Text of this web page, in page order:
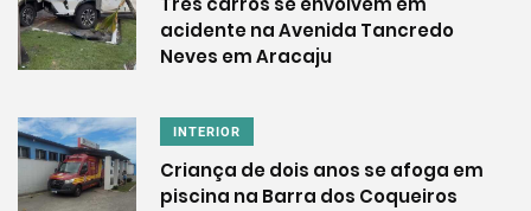
acidente na Avenida Tancredo
Neves em Aracaju
INTERIOR
Criança de dois anos se afoga em
piscina na Barra dos Coqueiros